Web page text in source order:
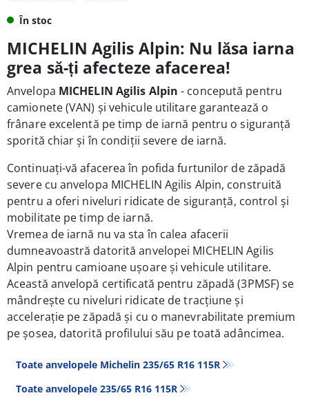
În stoc
MICHELIN Agilis Alpin: Nu lăsa iarna
grea să-ți afecteze afacerea!
Anvelopa MICHELIN Agilis Alpin- concepută pentru
camionete (VAN) și vehicule utilitare garantează o
frânare excelentă pe timp de iarnă pentru o siguranță
sporită chiar și în condiții severe de iarnă.
Continuați-vă afacerea în pofida furtunilor de zăpadă
severe cu anvelopa MICHELIN Agilis Alpin, construită
pentru a oferi niveluri ridicate de siguranță, control și
mobilitate pe timp de iarnă.
Vremea de iarnă nu va sta în calea afacerii
dumneavoastră datorită anvelopei MICHELIN Agilis
Alpin pentru camioane ușoare și vehicule utilitare.
Această anvelopă certificată pentru zăpadă (3PMSF) se
mândrește cu niveluri ridicate de tracțiune și
accelerație pe zăpadă și cu o manevrabilitate premium
pe șosea, datorită profilului său pe toată adâncimea.
Toate anvelopele Michelin 235/65 R16 115R
Toate anvelopele‎ 235/65 R16 115R